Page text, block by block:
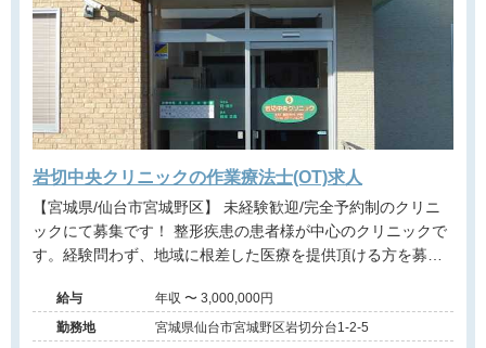
岩切中央クリニックの作業療法士(OT)求人
【宮城県/仙台市宮城野区】 未経験歓迎/完全予約制のクリニ
ックにて募集です！ 整形疾患の患者様が中心のクリニックで
す。経験問わず、地域に根差した医療を提供頂ける方を募集
やすい環境となっております。お気軽にお問い合わせくださ
い。
給与
年収 〜 3,000,000円
勤務地
宮城県仙台市宮城野区岩切分台1-2-5